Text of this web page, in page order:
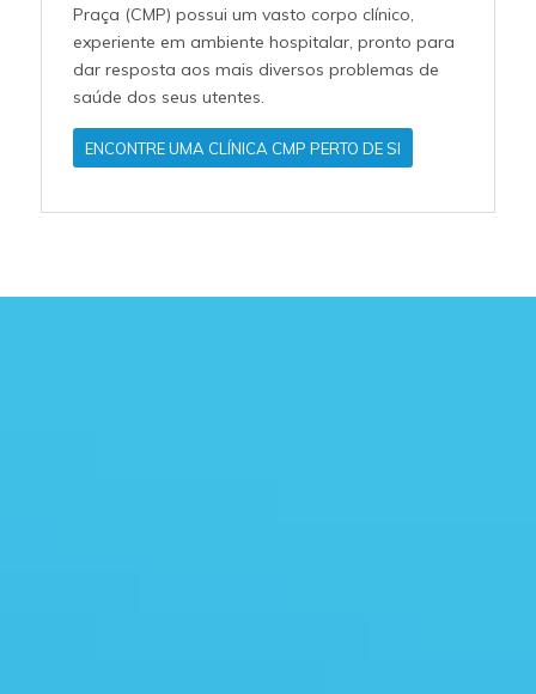
Praça (CMP) possui um vasto corpo clínico,
experiente em ambiente hospitalar, pronto para
dar resposta aos mais diversos problemas de
saúde dos seus utentes.
ENCONTRE UMA CLÍNICA CMP PERTO DE SI